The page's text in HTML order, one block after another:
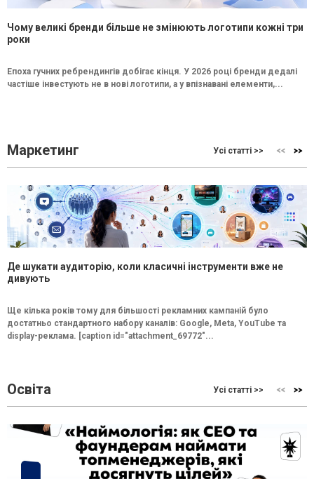
Чому великі бренди більше не змінюють логотипи кожні три
роки
Епоха гучних ребрендингів добігає кінця. У 2026 році бренди дедалі
частіше інвестують не в нові логотипи, а у впізнавані елементи,...
Маркетинг Усі статті >>
Де шукати аудиторію, коли класичні інструменти вже не
дивують
Ще кілька років тому для більшості рекламних кампаній було
достатньо стандартного набору каналів: Google, Meta, YouTube та
display-реклама. [caption id="attachment_69772"...
Освіта Усі статті >>